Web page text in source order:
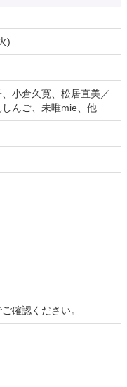
)
小倉久寛、松居直美／
んご、未唯mie、他
確認ください。